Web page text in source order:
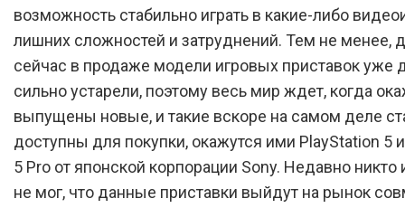
возможность стабильно играть в какие-либо
лишних сложностей и затруднений. Тем не менее,
сейчас в продаже модели игровых приставок уже
сильно устарели, поэтому весь мир ждет, когда
выпущены новые, и такие вскоре на самом деле
доступны для покупки, окажутся ими PlayStation 5
5 Pro от японской корпорации Sony. Недавно никто
не мог, что данные приставки выйдут на рынок